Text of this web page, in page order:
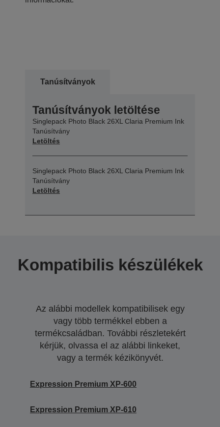
Tanúsítványok
Tanúsítványok letöltése
Singlepack Photo Black 26XL Claria Premium Ink
Tanúsítvány
Letöltés
Singlepack Photo Black 26XL Claria Premium Ink
Tanúsítvány
Letöltés
Kompatibilis készülékek
Az alábbi modellek kompatibilisek egy
vagy több termékkel ebben a
termékcsaládban. További részletekért
kérjük, olvassa el az alábbi linkeket,
vagy a termék kézikönyvét.
Expression Premium XP-600
Expression Premium XP-610